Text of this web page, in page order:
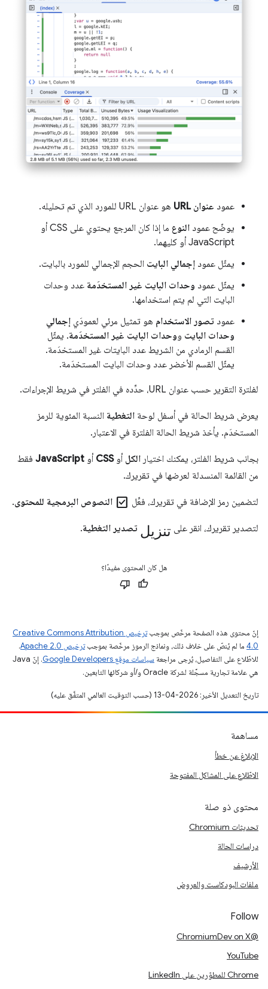
عمود عنوان URL
هو عنوان URL للمورد الذي تم تحليله.
يوضّح عمود النوع
ما إذا كان المرجع يحتوي على CSS أو
JavaScript أو كليهما.
يمثّل عمود إجمالي البايت الحجم الإجمالي للمورد بالبايت.
يمثّل عمود وحدات البايت غير المستخدَمة عدد وحدات
البايت التي لم يتم استخدامها.
عمود تصور الاستخدام هو تمثيل مرئي لعمودَي إجمالي
وحدات البايت ووحدات البايت غير المستخدَمة. يمثّل
القسم الرمادي من الشريط عدد البايتات غير المستخدَمة.
يمثّل القسم الأخضر عدد وحدات البايت المستخدَمة.
لفلترة التقرير حسب عنوان URL، حدِّده في الفلتر في شريط الإجراءات.
يعرض شريط الحالة في أسفل لوحة التغطية النسبة المئوية للرمز
المستخدَم. يأخذ شريط الحالة الفلترة في الاعتبار.
بجانب شريط الفلتر، يمكنك اختيار الكل أوCSS أو JavaScript فقط
من القائمة المنسدلة لعرضها في تقريرك.
لتضمين رمز الإضافة في تقريرك، فعِّل check_box النصوص البرمجية للمحتوى.
لتصدير تقريرك، انقر على تنزيل تصدير التغطية.
هل كان المحتوى مفيدًا؟
إنّ محتوى هذه الصفحة مرخّص بموجب
ترخيص Creative Commons Attribution
4.0‏ ما لم يُنصّ على خلاف ذلك، ونماذج الرموز مرخّصة بموجبترخيص Apache 2.0‏
.
للاطّلاع على التفاصيل، يُرجى مراجعة سياسات موقع Google Developers‏
. إنّ Java
هي علامة تجارية مسجَّلة لشركة Oracle و/أو شركائها التابعين.
تاريخ التعديل الأخير: 2026-04-13 (حسب التوقيت العالمي المتفَّق عليه)
مساهمة
الإبلاغ عن خطأ
الاطّلاع على المشاكل المفتوحة
محتوى ذو صلة
تحديثات Chromium
دراسات الحالة
الأرشيف
ملفات البودكاست والعروض
Follow
@ChromiumDev on X
YouTube
Chrome للمطوّرين على LinkedIn